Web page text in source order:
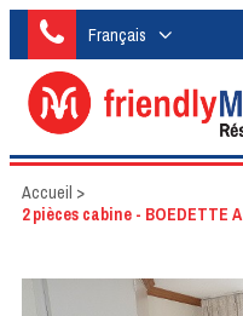
Français
Accueil >
2 pièces cabine - BOEDETTE A